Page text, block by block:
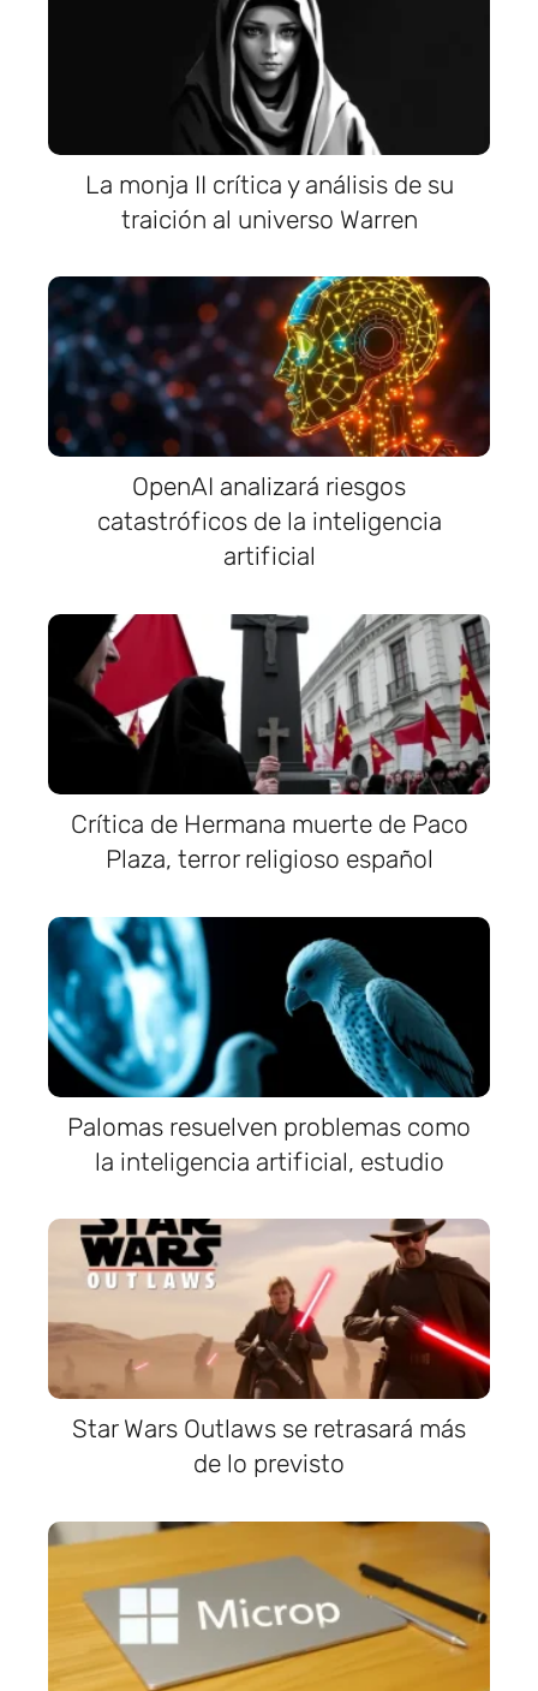
La monja II crítica y análisis de su
traición al universo Warren
OpenAI analizará riesgos
catastróficos de la inteligencia
artificial
Crítica de Hermana muerte de Paco
Plaza, terror religioso español
Palomas resuelven problemas como
la inteligencia artificial, estudio
Star Wars Outlaws se retrasará más
de lo previsto